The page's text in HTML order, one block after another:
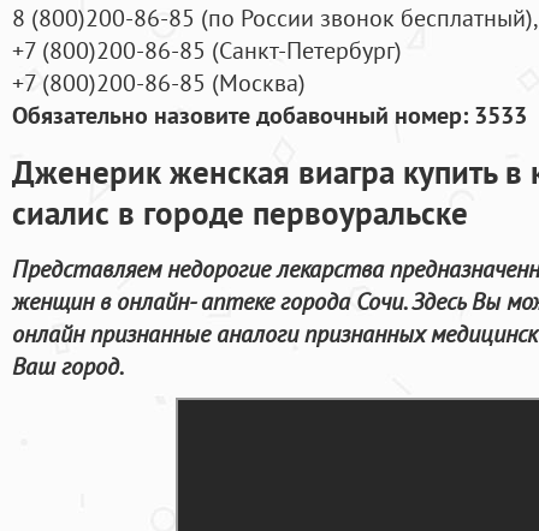
8 (800)200-86-85 (по России звонок бесплатный),
+7 (800)200-86-85 (Санкт-Петербург)
+7 (800)200-86-85 (Москва)
Обязательно назовите добавочный номер: 3533
Дженерик женская виагра купить
сиалис в городе первоуральске
Представляем недорогие лекарства
женщин в онлайн- аптеке города Сочи. Здесь Вы
онлайн признанные аналоги признанных
Ваш город.